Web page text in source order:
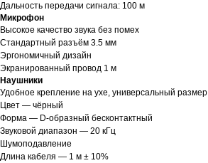
Дальность передачи сигнала: 100 м
Микрофон
Высокое качество звука без помех
Стандартный разъём 3.5 мм
Эргономичный дизайн
Экранированный провод 1 м
Наушники
Удобное крепление на ухе, универсальный размер
Цвет — чёрный
Форма — D-образный бесконтактный
Звуковой диапазон — 20 кГц
Шумоподавление
Длина кабеля — 1 м ± 10%